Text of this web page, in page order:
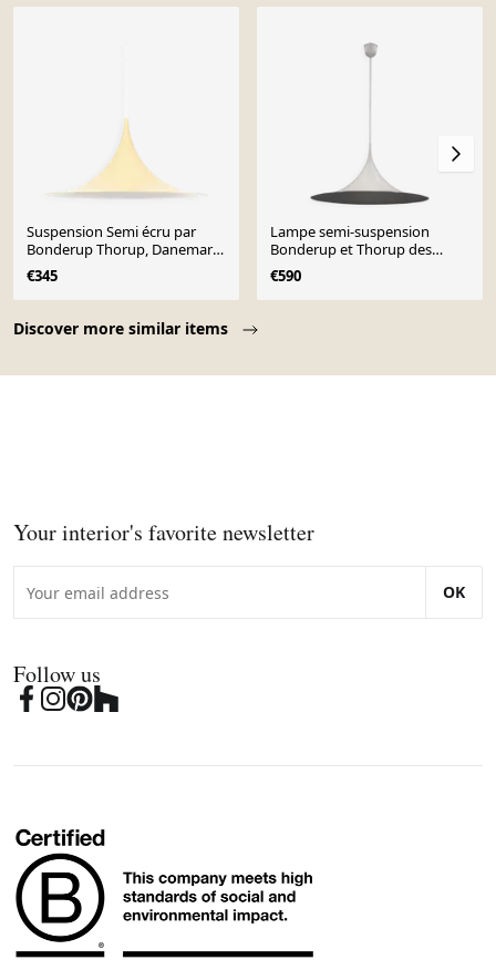
Discover more similar items
Suspension Semi écru par
Bonderup Thorup, Danemark
1968
€345
Lampe semi-suspension
Bonderup et Thorup des
années 1970 pour Fog et
Morup, Danemark
€590
Your interior's favorite newsletter
OK
Follow us